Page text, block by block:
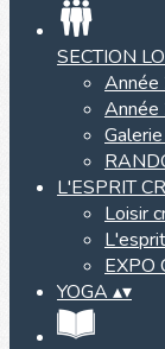
SECTION
L'ESPRIT
Loisir
EXPO
YOGA ▴▾